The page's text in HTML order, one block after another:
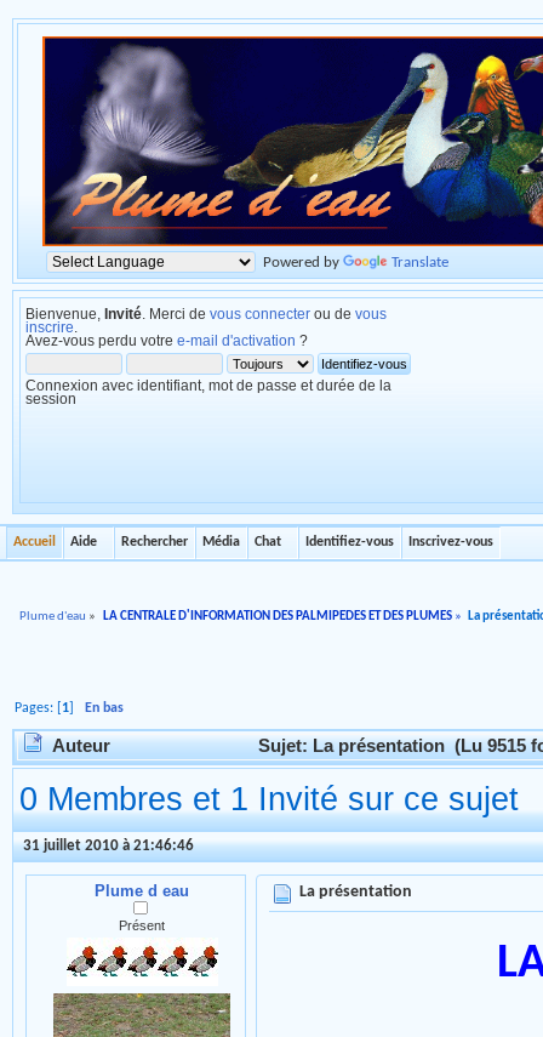
Powered by Translate
Bienvenue, Invité . Merci de vous connecter ou de vous
inscrire
Avez-vous perdu votre e-mail d'activation ?
Connexion avec identifiant, mot de passe et durée de la
session
Accueil Aide Rechercher Média Chat Identifiez-vous Inscrivez-vous
Plume d'eau » LA CENTRALE D'INFORMATION DES PALMIPEDES ET DES PLUMES » La
Pages: [ 1 ]En bas
Auteur Sujet: La présentation (Lu 9515
0 Membres et 1 Invité sur ce sujet
31 juillet 2010 à 21:46:46
Plume d eau
Présent
La présentation